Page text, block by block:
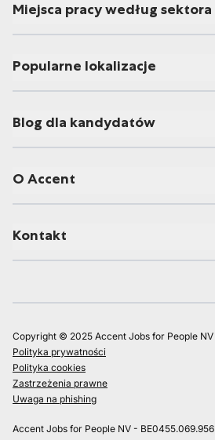
Miejsca pracy według sektora
Popularne lokalizacje
Blog dla kandydatów
O Accent
Kontakt
Copyright © 2025 Accent Jobs for People NV
Polityka prywatności
Polityka cookies
Zastrzeżenia prawne
Uwaga na phishing
Accent Jobs for People NV - BE0455.069.956